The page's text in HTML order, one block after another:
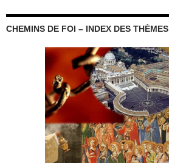
CHEMINS DE FOI – INDEX DES THÈMES